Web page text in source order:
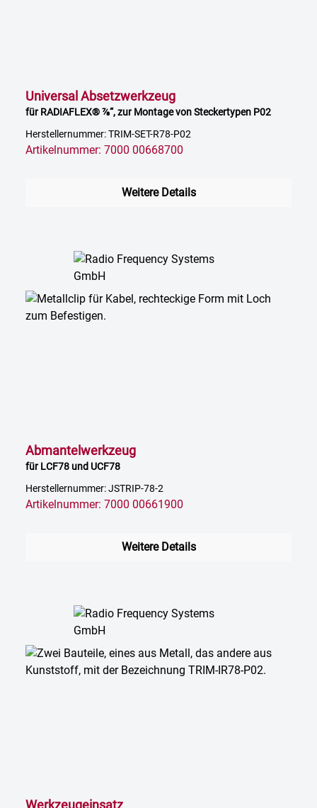
Universal Absetzwerkzeug
für RADIAFLEX® ⅞“, zur Montage von Steckertypen P02
Herstellernummer: TRIM-SET-R78-P02
Artikelnummer: 7000 00668700
Weitere Details
Abmantelwerkzeug
für LCF78 und UCF78
Herstellernummer: JSTRIP-78-2
Artikelnummer: 7000 00661900
Weitere Details
Werkzeugeinsatz